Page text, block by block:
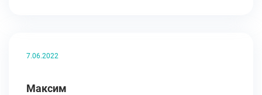
7.06.2022
Максим